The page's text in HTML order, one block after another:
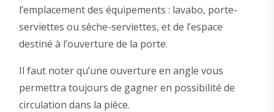
l’emplacement des équipements : lavabo, porte-
serviettes ou sèche-serviettes, et de l’espace
destiné à l’ouverture de la porte.
Il faut noter qu’une ouverture en angle vous
permettra toujours de gagner en possibilité de
circulation dans la pièce.